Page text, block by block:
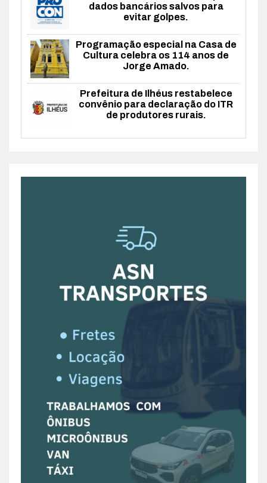
dados bancários salvos para
evitar golpes.
Programação especial na Casa de
Cultura celebra os 114 anos de
Jorge Amado.
Prefeitura de Ilhéus restabelece
convênio para declaração do ITR
de produtores rurais.